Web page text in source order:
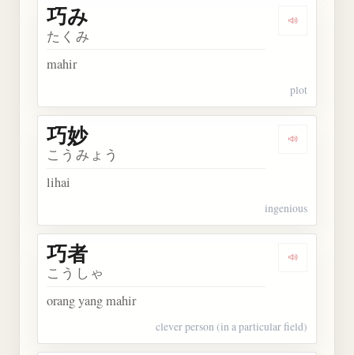
Dengarkan
巧み
たくみ
mahir
plot
Dengarkan
巧妙
こうみょう
lihai
ingenious
Dengarkan
巧者
こうしゃ
orang yang mahir
clever person (in a particular field)